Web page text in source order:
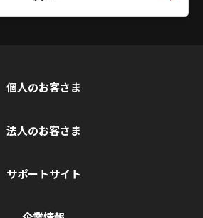
個人のお客さま
法人のお客さま
サポートサイト